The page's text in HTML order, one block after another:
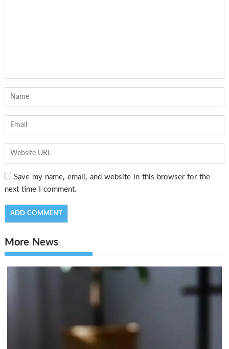
Save my name, email, and website in this browser for the
next time I comment.
More News